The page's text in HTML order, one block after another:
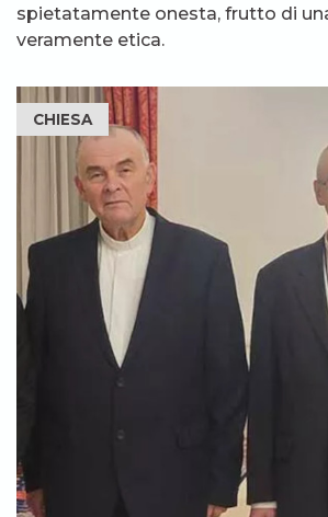
spietatamente onesta, frutto di
veramente etica.
CHIESA